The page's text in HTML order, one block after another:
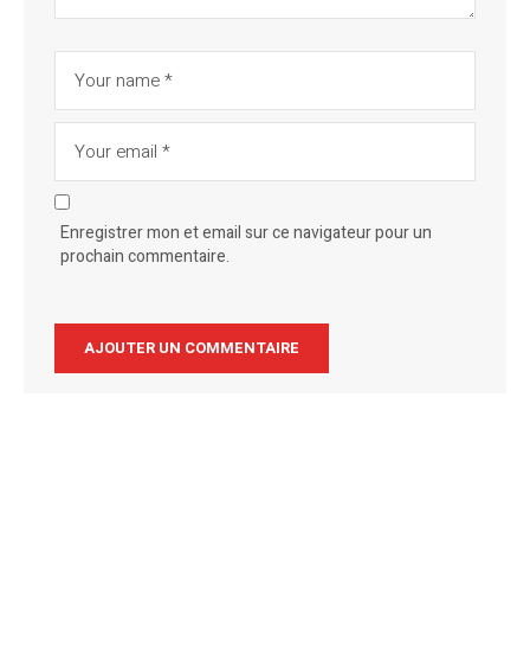
Enregistrer mon et email sur ce navigateur pour un
prochain commentaire.